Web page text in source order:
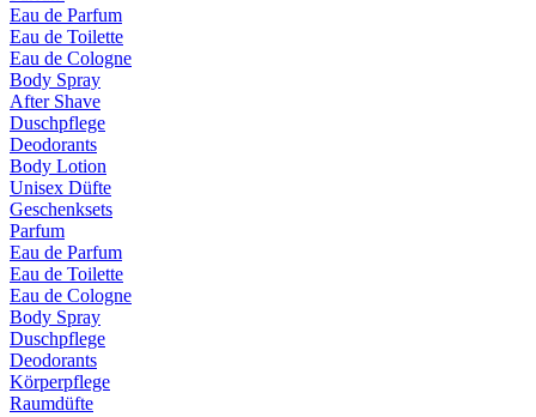
Eau de Parfum
Eau de Toilette
Eau de Cologne
Body Spray
After Shave
Duschpflege
Deodorants
Body Lotion
Unisex Düfte
Geschenksets
Parfum
Eau de Parfum
Eau de Toilette
Eau de Cologne
Body Spray
Duschpflege
Deodorants
Körperpflege
Raumdüfte